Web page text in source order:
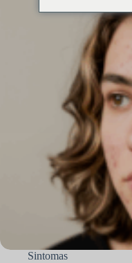
Sintomas